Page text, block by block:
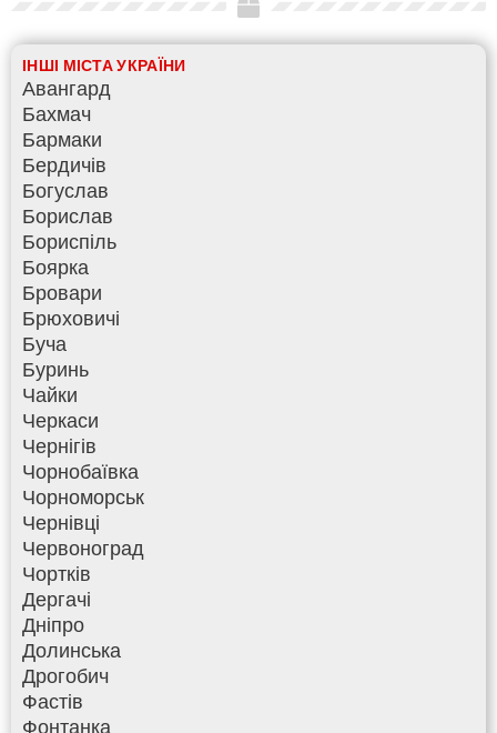
ІНШІ МІСТА УКРАЇНИ
Авангард
Бахмач
Бармаки
Бердичів
Богуслав
Борислав
Бориспіль
Боярка
Бровари
Брюховичі
Буча
Буринь
Чайки
Черкаси
Чернігів
Чорнобаївка
Чорноморськ
Чернівці
Червоноград
Чортків
Дергачі
Дніпро
Долинська
Дрогобич
Фастів
Фонтанка